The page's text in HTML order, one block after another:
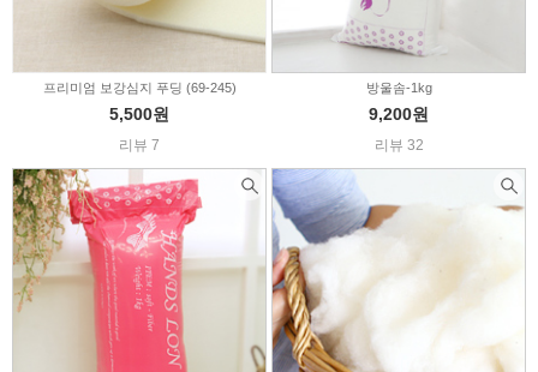
프리미엄 보강심지 푸딩 (69-245)
5,500원
리뷰 7
방울솜-1kg
9,200원
리뷰 32